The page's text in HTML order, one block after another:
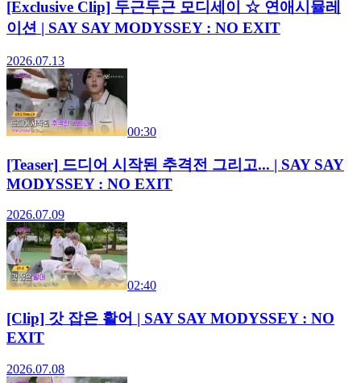
[Exclusive Clip] 두근두근 모디세이 ☆ 연애시뮬레
이션 | SAY SAY MODYSSEY : NO EXIT
2026.07.13
00:30
[Teaser] 드디어 시작된 추격전 그리고... | SAY SAY
MODYSSEY : NO EXIT
2026.07.09
02:40
[Clip] 갓 잡은 활어 | SAY SAY MODYSSEY : NO
EXIT
2026.07.08